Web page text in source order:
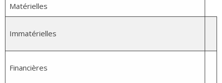
Matérielles
Immatérielles
Financières